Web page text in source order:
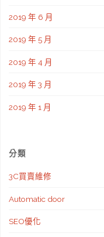
2019 年 6 月
2019 年 5 月
2019 年 4 月
2019 年 3 月
2019 年 1 月
分類
3C買賣維修
Automatic door
SEO優化